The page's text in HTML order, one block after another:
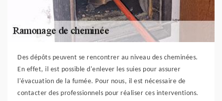
Des dépôts peuvent se rencontrer au niveau des cheminées.
En effet, il est possible d'enlever les suies pour assurer
l'évacuation de la fumée. Pour nous, il est nécessaire de
contacter des professionnels pour réaliser ces interventions.